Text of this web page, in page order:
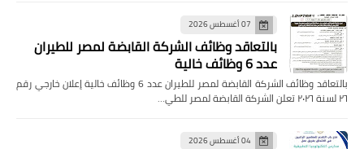
07 أغسطس 2026
بالتعاقد وظائف الشركة القابضة لمصر للطيران
عدد 6 وظائف خالية
بالتعاقد وظائف الشركة القابضة لمصر للطيران عدد 6 وظائف خالية إعلان خارجي رقم
٢٦ لسنة ٢٠٢٦ تعلن الشركة القابضة لمصر للطي…
04 أغسطس 2026